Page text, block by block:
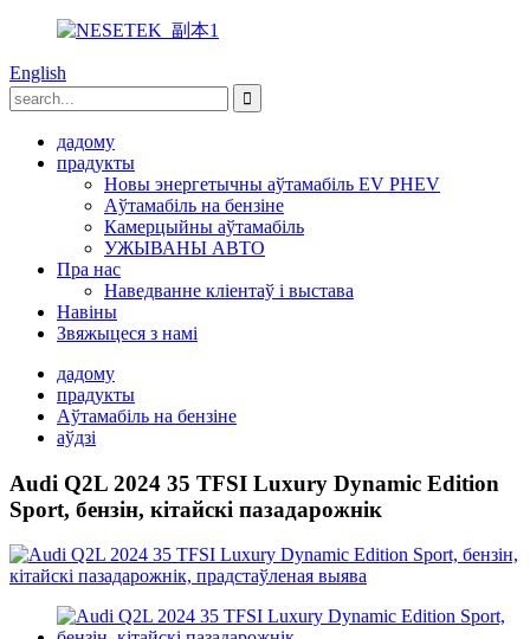
English
дадому
прадукты
Новы энергетычны аўтамабіль EV PHEV
Аўтамабіль на бензіне
Камерцыйны аўтамабіль
УЖЫВАНЫ АВТО
Пра нас
Наведванне кліентаў і выстава
Навіны
Звяжыцеся з намі
дадому
прадукты
Аўтамабіль на бензіне
аўдзі
Audi Q2L 2024 35 TFSI Luxury Dynamic Edition
Sport, бензін, кітайскі пазадарожнік